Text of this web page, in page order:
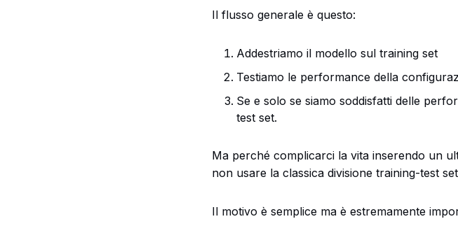
Il flusso generale è questo:
Addestriamo il modello sul training set
Testiamo le performance della
Se e solo se siamo soddisfatti delle
test set.
Ma perché complicarci la vita inserendo un
non usare la classica divisione training-test
Il motivo è semplice ma è estremamente